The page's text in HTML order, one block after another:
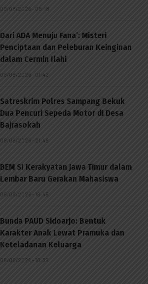
09/08/2026 - 08:18
Dari ADA Menuju Fana’: Misteri
Penciptaan dan Peleburan Keinginan
dalam Cermin Ilahi
09/08/2026 - 01:42
Satreskrim Polres Sampang Bekuk
Dua Pencuri Sepeda Motor di Desa
Bajrasokah
08/08/2026 - 21:48
BEM SI Kerakyatan Jawa Timur dalam
Lembar Baru Gerakan Mahasiswa
08/08/2026 - 18:48
Bunda PAUD Sidoarjo: Bentuk
Karakter Anak Lewat Pramuka dan
Keteladanan Keluarga
08/08/2026 - 18:39